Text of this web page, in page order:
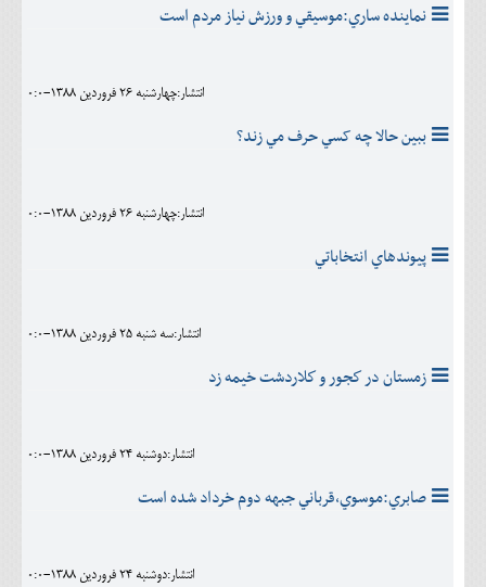
نماينده ساري:موسيقي و ورزش نياز مردم است
انتشار:چهارشنبه 26 فروردين 1388-0:0
ببين حالا چه کسي حرف مي زند؟
انتشار:چهارشنبه 26 فروردين 1388-0:0
پيوندهاي انتخاباتي
انتشار:سه شنبه 25 فروردين 1388-0:0
زمستان در كجور و كلاردشت خيمه زد
انتشار:دوشنبه 24 فروردين 1388-0:0
صابري:موسوي،قرباني جبهه دوم خرداد شده است
انتشار:دوشنبه 24 فروردين 1388-0:0